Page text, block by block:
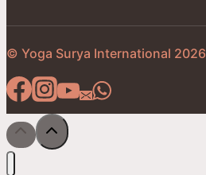
© Yoga Surya International 2026